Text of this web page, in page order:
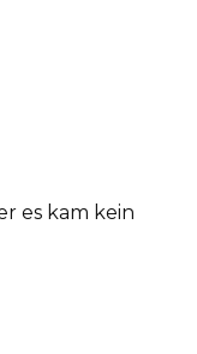
es kam kein